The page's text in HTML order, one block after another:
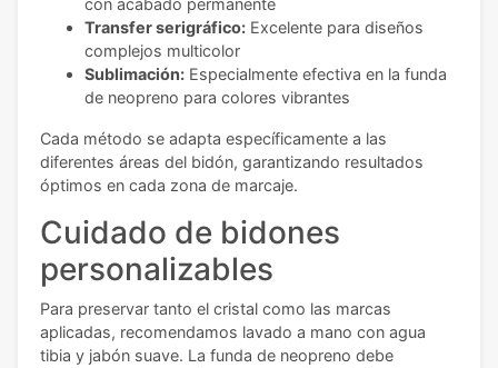
con acabado permanente
Transfer serigráfico: Excelente para diseños
complejos multicolor
Sublimación: Especialmente efectiva en la funda
de neopreno para colores vibrantes
Cada método se adapta específicamente a las
diferentes áreas del bidón, garantizando resultados
óptimos en cada zona de marcaje.
Cuidado de bidones
personalizables
Para preservar tanto el cristal como las marcas
aplicadas, recomendamos lavado a mano con agua
tibia y jabón suave. La funda de neopreno debe